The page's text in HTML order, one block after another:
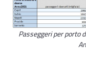
Passeggeri per porto